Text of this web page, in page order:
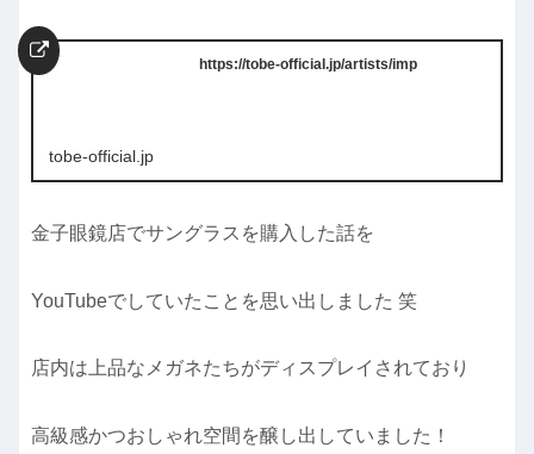
https://tobe-official.jp/artists/imp
tobe-official.jp
金子眼鏡店でサングラスを購入した話を
YouTubeでしていたことを思い出しました 笑
店内は上品なメガネたちがディスプレイされており
高級感かつおしゃれ空間を醸し出していました！